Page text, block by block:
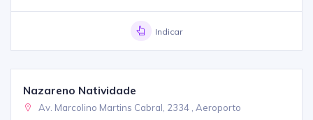
Indicar
Nazareno Natividade
Av. Marcolino Martins Cabral, 2334 , Aeroporto